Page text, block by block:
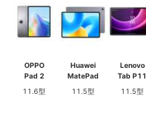
OPPO
Pad 2
11.6型
Huawei
MatePad
11.5型
Lenovo
Tab P11
11.5型